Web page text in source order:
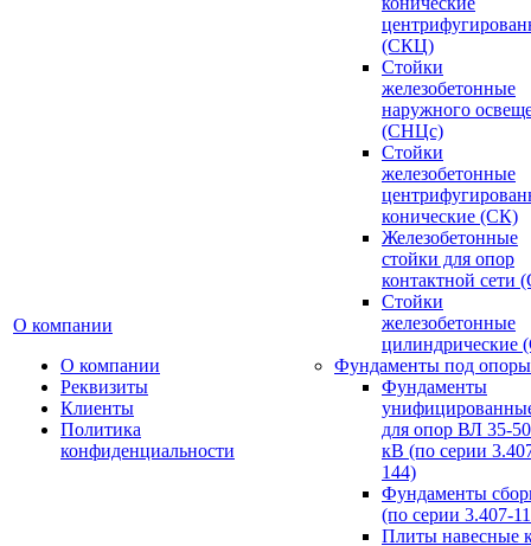
О компании
О компании
Реквизиты
Клиенты
Политика
конфиденциальности
(СКЦ)
Стойки
железобетонные
наружного
(СНЦс)
Стойки
железобетонные
конические (СК)
Железобетонные
стойки для опор
контактной сети
Стойки
железобетонные
цилиндрические
Фундаменты под опоры
Фундаменты
для опор ВЛ 35-
кВ (по серии
144)
Фундаменты
(по серии 3.407-
Плиты навесные